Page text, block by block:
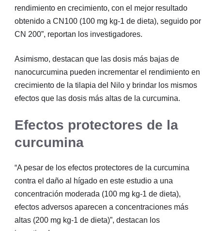
rendimiento en crecimiento, con el mejor resultado
obtenido a CN100 (100 mg kg-1 de dieta), seguido por
CN 200”, reportan los investigadores.
Asimismo, destacan que las dosis más bajas de
nanocurcumina pueden incrementar el rendimiento en
crecimiento de la tilapia del Nilo y brindar los mismos
efectos que las dosis más altas de la curcumina.
Efectos protectores de la
curcumina
“A pesar de los efectos protectores de la curcumina
contra el daño al hígado en este estudio a una
concentración moderada (100 mg kg-1 de dieta),
efectos adversos aparecen a concentraciones más
altas (200 mg kg-1 de dieta)”, destacan los